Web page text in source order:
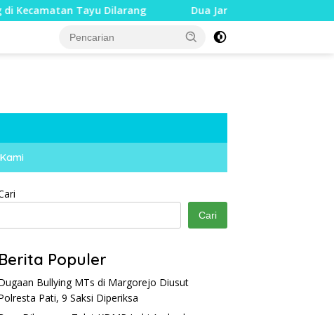
Tayu Dilarang Dua Jari Putus akibat Dugaan Bullying,
Cari
Berita Populer
Bullying MTs di Margorejo Diusut
Pati, 9 Saksi Diperiksa